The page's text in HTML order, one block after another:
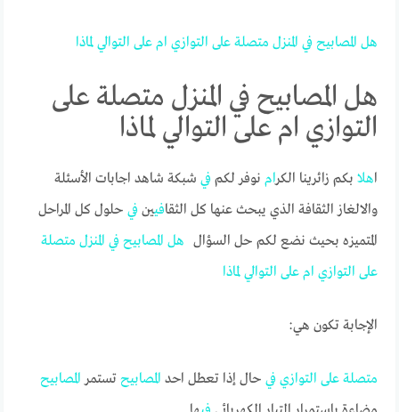
هل المصابيح في المنزل متصلة على التوازي ام على التوالي لماذا
هل المصابيح في المنزل متصلة على
التوازي ام على التوالي لماذا
اهل ا بكم زائرينا الكرام نوفر لكمفي شبكة شاهد اجابات الأسئلة
والالغاز الثقافة الذي يبحث عنها كل الثقافيينفي حلول كل المراحل
المتميزه بحيث نضع لكم حل السؤال هل المصابيح في المنزل متصلة
على التوازي ام على التوالي لماذا
الإجابة تكون هي:
متصلة على التوازي في حال إذا تعطل احد المصابيح تستمر المصابيح